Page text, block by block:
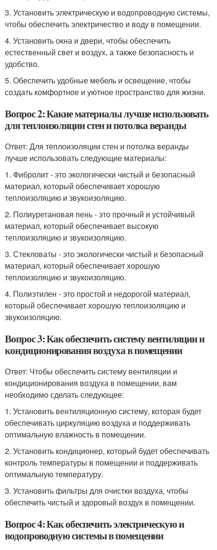
3. Установить электрическую и водопроводную системы,
чтобы обеспечить электричество и воду в помещении.
4. Установить окна и двери, чтобы обеспечить
естественный свет и воздух, а также безопасность и
удобство.
5. Обеспечить удобные мебель и освещение, чтобы
создать комфортное и уютное пространство для жизни.
Вопрос 2: Какие материалы лучше использовать
для теплоизоляции стен и потолка веранды
Ответ: Для теплоизоляции стен и потолка веранды
лучше использовать следующие материалы:
1. Фибролит - это экологически чистый и безопасный
материал, который обеспечивает хорошую
теплоизоляцию и звукоизоляцию.
2. Полиуретановая пень - это прочный и устойчивый
материал, который обеспечивает высокую
теплоизоляцию и звукоизоляцию.
3. Стекловаты - это экологически чистый и безопасный
материал, который обеспечивает хорошую
теплоизоляцию и звукоизоляцию.
4. Полиэтилен - это простой и недорогой материал,
который обеспечивает хорошую теплоизоляцию и
звукоизоляцию.
Вопрос 3: Как обеспечить систему вентиляции и
кондиционирования воздуха в помещении
Ответ: Чтобы обеспечить систему вентиляции и
кондиционирования воздуха в помещении, вам
необходимо сделать следующее:
1. Установить вентиляционную систему, которая будет
обеспечивать циркуляцию воздуха и поддерживать
оптимальную влажность в помещении.
2. Установить кондиционер, который будет обеспечивать
контроль температуры в помещении и поддерживать
оптимальную температуру.
3. Установить фильтры для очистки воздуха, чтобы
обеспечить чистый и здоровый воздух в помещении.
Вопрос 4: Как обеспечить электрическую и
водопроводную системы в помещении